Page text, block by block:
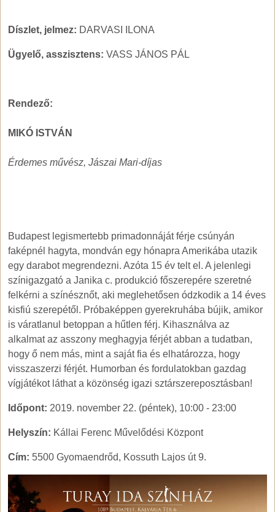
Díszlet, jelmez: DARVASI ILONA
Ügyelő, asszisztens: VASS JÁNOS PÁL
Rendező:
MIKÓ ISTVÁN
Érdemes művész, Jászai Mari-díjas
Budapest legismertebb primadonnáját férje csúnyán
faképnél hagyta, mondván egy hónapra Amerikába utazik
egy darabot megrendezni. Azóta 15 év telt el. A jelenlegi
színigazgató a Janika c. produkció főszerepére szeretné
felkérni a színésznőt, aki meglehetősen ódzkodik a 14 éves
kisfiú szerepétől. Próbaképpen gyerekruhába bújik, amikor
is váratlanul betoppan a hűtlen férj. Kihasználva az
alkalmat az asszony meghagyja férjét abban a tudatban,
hogy ő nem más, mint a saját fia és elhatározza, hogy
visszaszerzi férjét. Humorban és fordulatokban gazdag
vígjátékot láthat a közönség igazi sztárszereposztásban!
Időpont: 2019. november 22. (péntek), 10:00 - 23:00
Helyszín: Kállai Ferenc Művelődési Központ
Cím: 5500 Gyomaendrőd, Kossuth Lajos út 9.